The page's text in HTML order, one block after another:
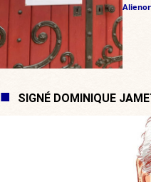
SIGNÉ DOMINIQUE